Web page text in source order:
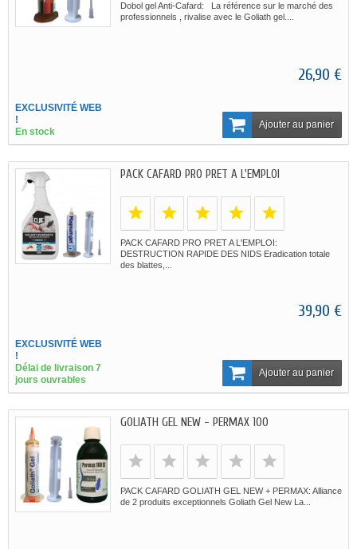
Dobol gel Anti-Cafard: La référence sur le marché des
professionnels , rivalise avec le Goliath gel....
26,90 €
EXCLUSIVITÉ WEB
!
En stock
Ajouter au panier
PACK CAFARD PRO PRET A L'EMPLOI
PACK CAFARD PRO PRET A L'EMPLOI:
DESTRUCTION RAPIDE DES NIDS Eradication totale
des blattes,...
39,90 €
EXCLUSIVITÉ WEB
!
Délai de livraison 7
jours ouvrables
Ajouter au panier
GOLIATH GEL NEW - PERMAX 100
PACK CAFARD GOLIATH GEL NEW + PERMAX: Alliance
de 2 produits exceptionnels Goliath Gel New La...